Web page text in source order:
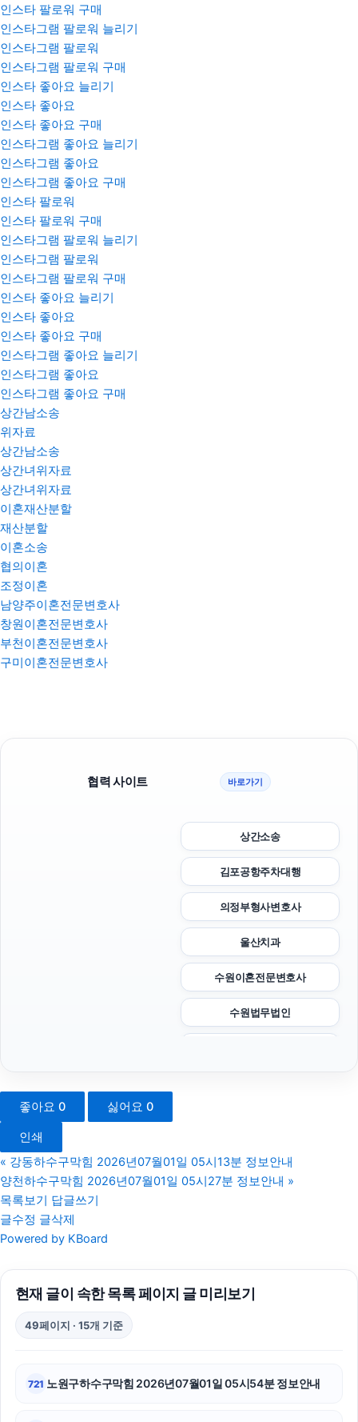
인스타 팔로워 구매
인스타그램 팔로워 늘리기
인스타그램 팔로워
인스타그램 팔로워 구매
인스타 좋아요 늘리기
인스타 좋아요
인스타 좋아요 구매
인스타그램 좋아요 늘리기
인스타그램 좋아요
인스타그램 좋아요 구매
인스타 팔로워
인스타 팔로워 구매
인스타그램 팔로워 늘리기
인스타그램 팔로워
인스타그램 팔로워 구매
인스타 좋아요 늘리기
인스타 좋아요
인스타 좋아요 구매
인스타그램 좋아요 늘리기
인스타그램 좋아요
인스타그램 좋아요 구매
상간남소송
위자료
상간남소송
상간녀위자료
상간녀위자료
이혼재산분할
재산분할
이혼소송
협의이혼
조정이혼
남양주이혼전문변호사
창원이혼전문변호사
부천이혼전문변호사
구미이혼전문변호사
협력 사이트 바로가기
상간소송
김포공항주차대행
의정부형사변호사
울산치과
수원이혼전문변호사
수원법무법인
중랑하수구막힘
구리하수구막힘
좋아요 0 싫어요 0
인쇄
« 강동하수구막힘 2026년07월01일 05시13분 정보안내
양천하수구막힘 2026년07월01일 05시27분 정보안내 »
목록보기 답글쓰기
글수정 글삭제
Powered by KBoard
현재 글이 속한 목록 페이지 글 미리보기
49페이지 · 15개 기준
721 노원구하수구막힘 2026년07월01일 05시54분 정보안내